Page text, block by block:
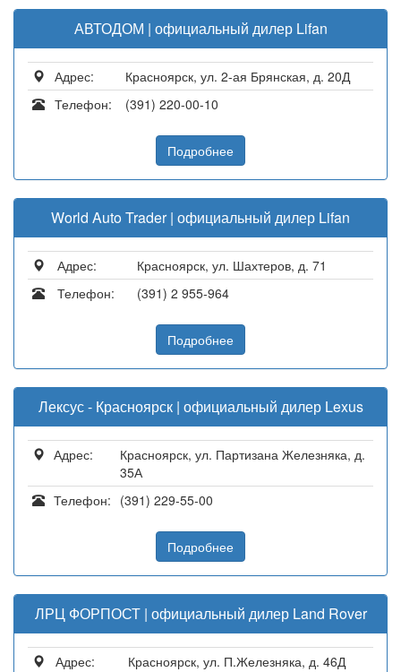
АВТОДОМ | официальный дилер Lifan
Адрес:
Красноярск, ул. 2-ая Брянская, д. 20Д
Телефон:
(391) 220-00-10
Подробнее
World Auto Trader | официальный дилер Lifan
Адрес:
Красноярск, ул. Шахтеров, д. 71
Телефон:
(391) 2 955-964
Подробнее
Лексус - Красноярск | официальный дилер Lexus
Адрес:
Красноярск, ул. Партизана Железняка, д.
35А
Телефон: (391) 229-55-00
Подробнее
ЛРЦ ФОРПОСТ | официальный дилер Land Rover
Адрес:
Красноярск, ул. П.Железняка, д. 46Д